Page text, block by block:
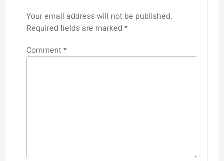
Your email address will not be published.
Required fields are marked *
Comment*